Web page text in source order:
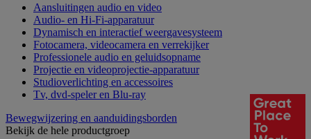
Aansluitingen audio en video
Audio- en Hi-Fi-apparatuur
Dynamisch en interactief weergavesysteem
Fotocamera, videocamera en verrekijker
Professionele audio en geluidsopname
Projectie en videoprojectie-apparatuur
Studioverlichting en accessoires
Tv, dvd-speler en Blu-ray
Bewegwijzering en aanduidingsborden
Bekijk de hele productgroep